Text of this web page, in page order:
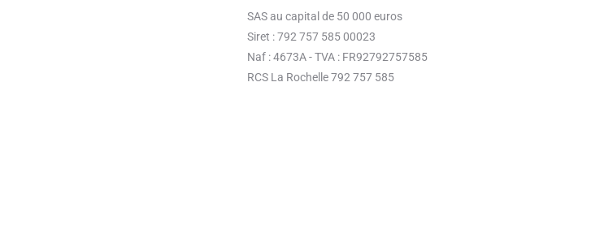
SAS au capital de 50 000 euros
Siret : 792 757 585 00023
Naf : 4673A - TVA : FR92792757585
RCS La Rochelle 792 757 585